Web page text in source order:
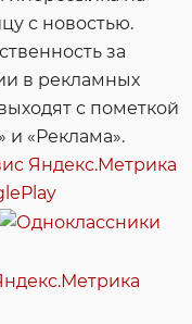
с новостью.
за
в рекламных
с пометкой
и «Реклама».
Яндекс.Метрика